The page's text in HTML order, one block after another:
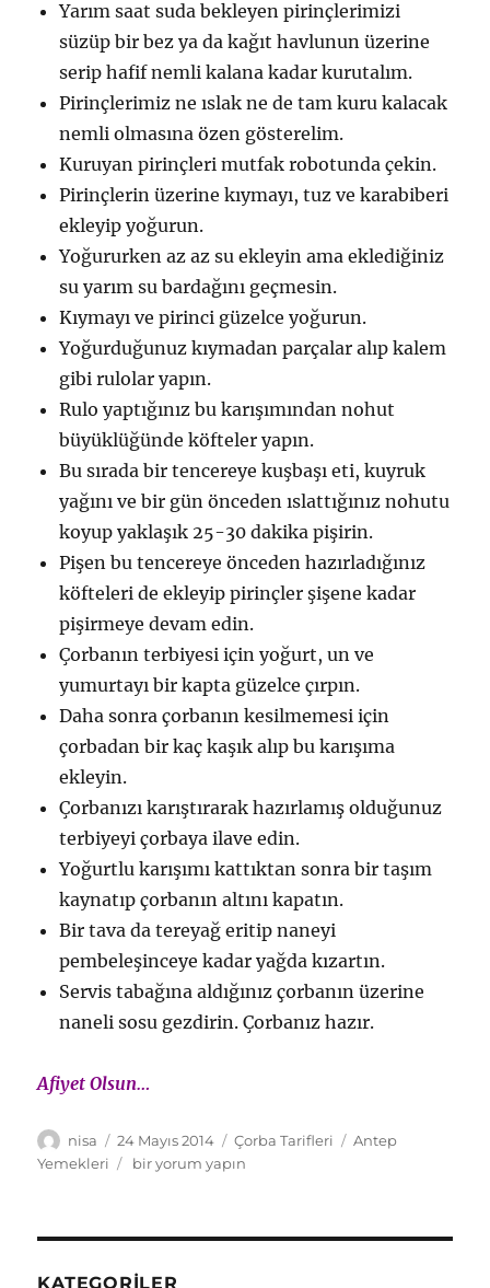
Yarım saat suda bekleyen pirinçlerimizi
süzüp bir bez ya da kağıt havlunun üzerine
serip hafif nemli kalana kadar kurutalım.
Pirinçlerimiz ne ıslak ne de tam kuru kalacak
nemli olmasına özen gösterelim.
Kuruyan pirinçleri mutfak robotunda çekin.
Pirinçlerin üzerine kıymayı, tuz ve karabiberi
ekleyip yoğurun.
Yoğururken az az su ekleyin ama eklediğiniz
su yarım su bardağını geçmesin.
Kıymayı ve pirinci güzelce yoğurun.
Yoğurduğunuz kıymadan parçalar alıp kalem
gibi rulolar yapın.
Rulo yaptığınız bu karışımından nohut
büyüklüğünde köfteler yapın.
Bu sırada bir tencereye kuşbaşı eti, kuyruk
yağını ve bir gün önceden ıslattığınız nohutu
koyup yaklaşık 25-30 dakika pişirin.
Pişen bu tencereye önceden hazırladığınız
köfteleri de ekleyip pirinçler şişene kadar
pişirmeye devam edin.
Çorbanın terbiyesi için yoğurt, un ve
yumurtayı bir kapta güzelce çırpın.
Daha sonra çorbanın kesilmemesi için
çorbadan bir kaç kaşık alıp bu karışıma
ekleyin.
Çorbanızı karıştırarak hazırlamış olduğunuz
terbiyeyi çorbaya ilave edin.
Yoğurtlu karışımı kattıktan sonra bir taşım
kaynatıp çorbanın altını kapatın.
Bir tava da tereyağ eritip naneyi
pembeleşinceye kadar yağda kızartın.
Servis tabağına aldığınız çorbanın üzerine
naneli sosu gezdirin. Çorbanız hazır.
Afiyet Olsun…
Yazar
nisa
Yayın
tarihi
24 Mayıs 2014 Kategoriler
Çorba Tarifleri Etiketler
Antep
Yemekleri
Antep
bir yorum yapın
KATEGORILER